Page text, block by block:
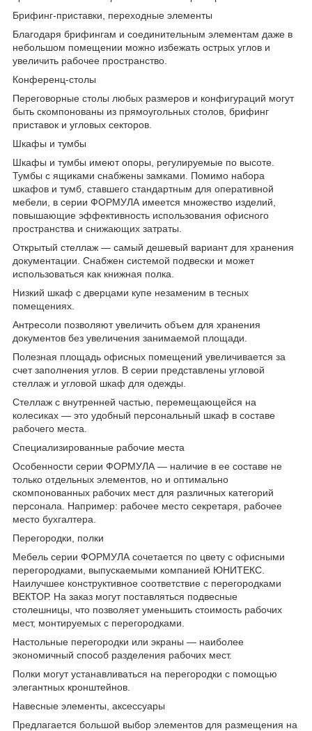
Брифинг-приставки, переходные элементы
Благодаря брифингам и соединительным элементам даже в
небольшом помещении можно избежать острых углов и
увеличить рабочее пространство.
Конференц-столы
Переговорные столы любых размеров и конфигураций могут
быть скомпонованы из прямоугольных столов, брифинг
приставок и угловых секторов.
Шкафы и тумбы
Шкафы и тумбы имеют опоры, регулируемые по высоте.
Тумбы с ящиками снабжены замками. Помимо набора
шкафов и тумб, ставшего стандартным для оперативной
мебели, в серии ФОРМУЛА имеется множество изделий,
повышающие эффективность использования офисного
пространства и снижающих затраты.
Открытый стеллаж — самый дешевый вариант для хранения
документации. Снабжен системой подвески и может
использоваться как книжная полка.
Низкий шкаф с дверцами купе незаменим в тесных
помещениях.
Антресоли позволяют увеличить объем для хранения
документов без увеличения занимаемой площади.
Полезная площадь офисных помещений увеличивается за
счет заполнения углов. В серии представлены угловой
стеллаж и угловой шкаф для одежды.
Стеллаж с внутренней частью, перемещающейся на
колесиках — это удобный персональный шкаф в составе
рабочего места.
Специализированные рабочие места
Особенности серии ФОРМУЛА — наличие в ее составе не
только отдельных элементов, но и оптимально
скомпонованных рабочих мест для различных категорий
персонала. Например: рабочее место секретаря, рабочее
место бухгалтера.
Перегородки, полки
Мебель серии ФОРМУЛА сочетается по цвету с офисными
перегородками, выпускаемыми компанией ЮНИТЕКС.
Наилучшее конструктивное соответствие с перегородками
ВЕКТОР. На заказ могут поставляться подвесные
столешницы, что позволяет уменьшить стоимость рабочих
мест, монтируемых с перегородками.
Настольные перегородки или экраны — наиболее
экономичный способ разделения рабочих мест.
Полки могут устанавливаться на перегородки с помощью
элегантных кронштейнов.
Навесные элементы, аксессуары
Предлагается большой выбор элементов для размещения на